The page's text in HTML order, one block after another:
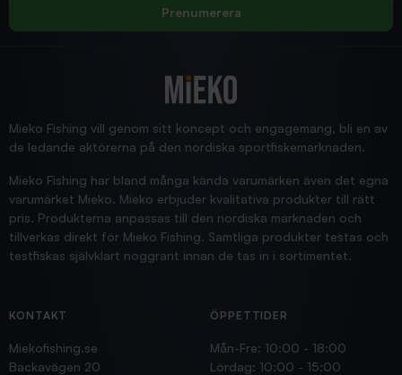
Jensa
Prenumerera
Mieko Fishing vill genom sitt koncept och engagemang, bli en av
de ledande aktörerna på den nordiska sportfiskemarknaden.
Mieko Fishing har bland många kända varumärken även det egna
varumärket Mieko. Mieko erbjuder kvalitativa produkter till rätt
pris. Produkterna anpassas till den nordiska marknaden och
tillverkas direkt för Mieko Fishing. Samtliga produkter testas och
testfiskas självklart noggrant innan de tas in i sortimentet.
KONTAKT
Miekofishing.se
Backavägen 20
ÖPPETTIDER
Mån-Fre: 10:00 - 18:00
Lördag: 10:00 - 15:00